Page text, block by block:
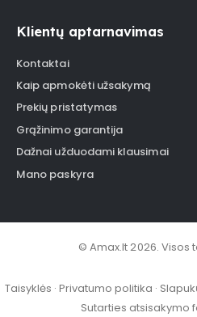
Klientų aptarnavimas
Kontaktai
Kaip apmokėti užsakymą
Prekių pristatymas
Grąžinimo garantija
Dažnai užduodami klausimai
Mano paskyra
© Amax.lt 2026. Visos
Taisyklės · Privatumo politika ·
Sutarties atsisakymo